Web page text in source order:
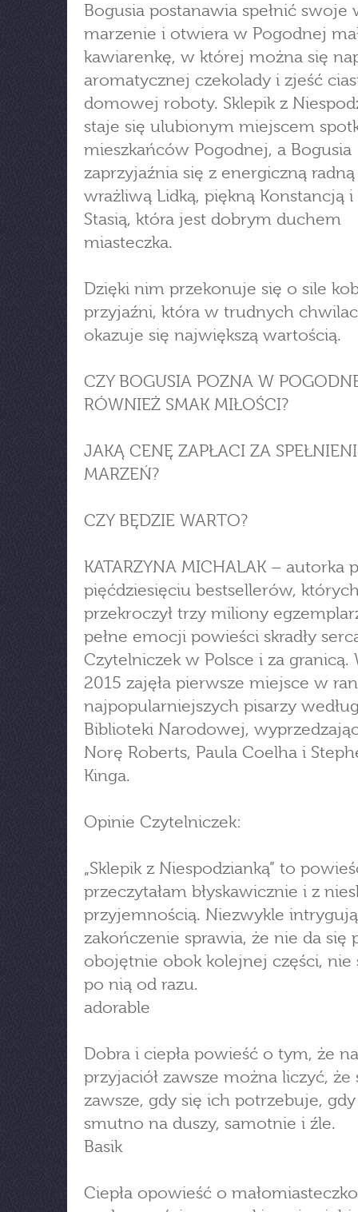
Bogusia postanawia spełnić swoje
marzenie i otwiera w Pogodnej
kawiarenkę, w której można się
aromatycznej czekolady i zjeść
domowej roboty. Sklepik z
staje się ulubionym miejscem
mieszkańców Pogodnej, a Bogusia
zaprzyjaźnia się z energiczną
wrażliwą Lidką, piękną Konstancją i
Stasią, która jest dobrym duchem
miasteczka.
Dzięki nim przekonuje się o sile
przyjaźni, która w trudnych
okazuje się największą wartością.
CZY BOGUSIA POZNA W
RÓWNIEŻ SMAK MIŁOŚCI?
JAKĄ CENĘ ZAPŁACI ZA
MARZEŃ?
CZY BĘDZIE WARTO?
KATARZYNA MICHALAK – autorka
pięćdziesięciu bestsellerów,
przekroczył trzy miliony
pełne emocji powieści skradły
Czytelniczek w Polsce i za granicą.
2015 zajęła pierwsze miejsce w
najpopularniejszych pisarzy
Biblioteki Narodowej,
Norę Roberts, Paula Coelha i
Kinga.
Opinie Czytelniczek:
„Sklepik z Niespodzianką” to
przeczytałam błyskawicznie i z
przyjemnością. Niezwykle
zakończenie sprawia, że nie da się
obojętnie obok kolejnej części, nie
po nią od razu.
adorable
Dobra i ciepła powieść o tym, że na
przyjaciół zawsze można liczyć, że
zawsze, gdy się ich potrzebuje,
smutno na duszy, samotnie i źle.
Basik
Ciepła opowieść o